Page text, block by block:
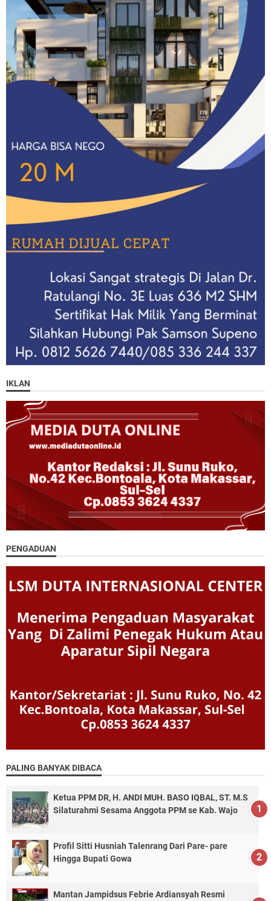
IKLAN
PENGADUAN
PALING BANYAK DIBACA
Ketua PPM DR, H. ANDI MUH. BASO IQBAL, ST. M.S
Silaturahmi Sesama Anggota PPM se Kab. Wajo
Profil Sitti Husniah Talenrang Dari Pare- pare
Hingga Bupati Gowa
Mantan Jampidsus Febrie Ardiansyah Resmi